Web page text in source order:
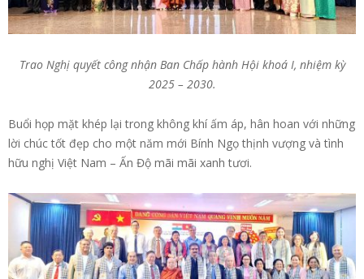
Trao Nghị quyết công nhận Ban Chấp hành Hội khoá I, nhiệm kỳ
2025 – 2030.
Buổi họp mặt khép lại trong không khí ấm áp, hân hoan với những
lời chúc tốt đẹp cho một năm mới Bính Ngọ thịnh vượng và tình
hữu nghị Việt Nam – Ấn Độ mãi mãi xanh tươi.